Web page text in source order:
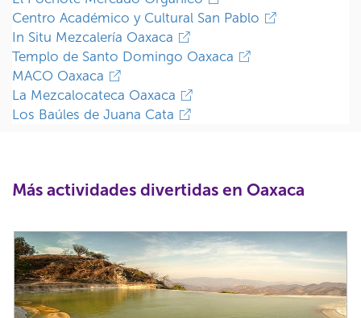
Centro Académico y Cultural San Pablo
In Situ Mezcalería Oaxaca
Templo de Santo Domingo Oaxaca
MACO Oaxaca
La Mezcalocateca Oaxaca
Los Baúles de Juana Cata
Más actividades divertidas en Oaxaca